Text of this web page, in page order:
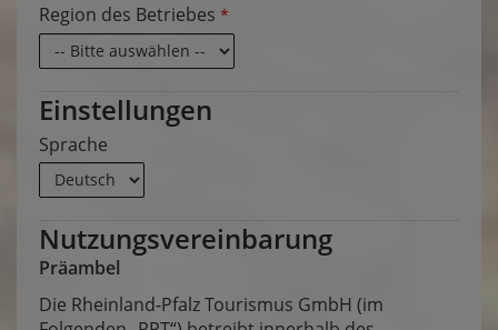
Region des Betriebes *
Einstellungen
Sprache
Nutzungsvereinbarung
Präambel
Die Rheinland-Pfalz Tourismus GmbH (im